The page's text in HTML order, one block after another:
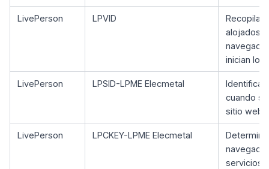
LivePerson LPVID
Recopila
alojados
inician los
LivePerson LPSID-LPME Elecmetal
Identifica
cuando
sitio web.
LivePerson LPCKEY-LPME Elecmetal
servicios